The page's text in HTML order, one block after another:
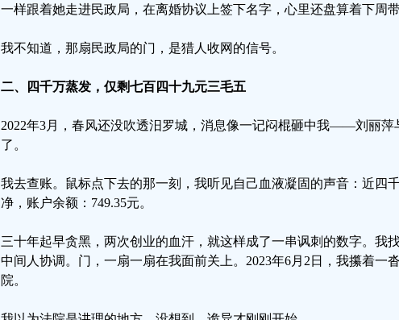
一样跟着她走进民政局，在离婚协议上签下名字，心里还盘算着下周带
我不知道，那扇民政局的门，是猎人收网的信号。
二、四千万蒸发，仅剩七百四十九元三毛五
2022年3月，春风还没吹透汨罗城，消息像一记闷棍砸中我——刘丽萍
了。
我去查账。鼠标点下去的那一刻，我听见自己血液凝固的声音：近四
净，账户余额：749.35元。
三十年起早贪黑，两次创业的血汗，就这样成了一串讽刺的数字。我
中间人协调。门，一扇一扇在我面前关上。2023年6月2日，我攥着一
院。